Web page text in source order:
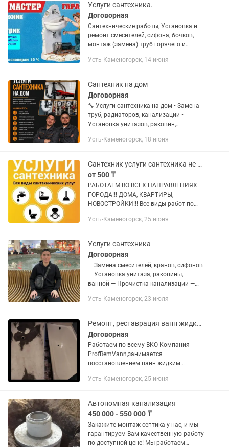
Услуги сантехника.
Договорная
Сантехнические работы, Установка и
ремонт смесителей, сифона, бочков,
монтаж (замена) труб горячего и
квартиры. Установка стиральных и
Усть-Каменогорск, 14 июня
Сантехник на дом
Договорная
🔧 Услуги сантехника на дом • Замена
труб, радиаторов, канализации •
Установка унитазов, раковин,
водонагревателей • Устранение
Усть-Каменогорск, 18 июня
Сантехник услуги сантехника не дорого
от 500 ₸
РАБОТАЕМ ВО ВСЕХ НАПРАВЛЕНИЯХ
ГОРОДА!!! ДОМА, КВАРТИРЫ,
НОВОСТРОЙКИ!!! Все виды работ по
смесителя, раковин, бойлера, и тд.
Усть-Каменогорск, 25 июня
Услуги сантехника
Договорная
— Замена смесителей, кранов, сифонов
— Установка унитаза, раковины,
ванной — Прочистка канализации —
Подключение стиральных машин и
Усть-Каменогорск, 23 июля
Ремонт, реставрация ванн жидким акрилом
Договорная
Работаем по всему ВКО Компания
ProfRemVann,занимается
восстановлением ванн жидким
жидким акрилом наиболее удобный и
внешний вид...
Усть-Каменогорск, 25 июня
Автономная канализация
450 000 - 550 000 ₸
Закажите монтаж септика у нас, и мы
гарантируем Вам качественную работу
по доступной цене! Мы работаем